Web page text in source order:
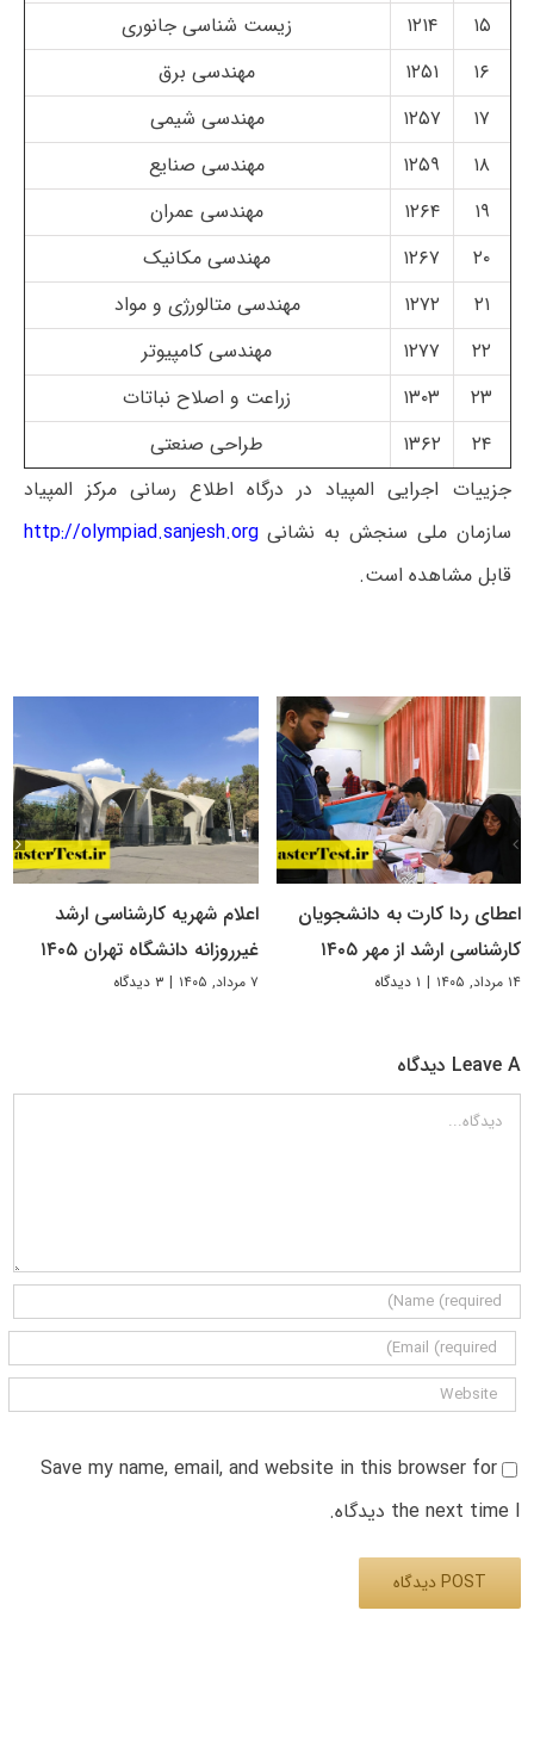
۱۵
۱۲۱۴
زیست شناسی جانوری
۱۶
۱۲۵۱
مهندسی برق
۱۷
۱۲۵۷
مهندسی شیمی
۱۸
۱۲۵۹
مهندسی صنایع
۱۹
۱۲۶۴
مهندسی عمران
۲۰
۱۲۶۷
مهندسی مکانیک
۲۱
۱۲۷۲
مهندسی متالورژی و مواد
۲۲
۱۲۷۷
مهندسی کامپیوتر
۲۳
۱۳۰۳
زراعت و اصلاح نباتات
۲۴
۱۳۶۲
طراحی صنعتی
جزییات اجرایی المپیاد در درگاه اطلاع رسانی مرکز المپیاد
سازمان ملی سنجش به نشانیhttp://olympiad.sanjesh.org
قابل مشاهده است.
اعطای ردا کارت به دانشجویان
کارشناسی ارشد از مهر ۱۴۰۵
۱۴ مرداد, ۱۴۰۵ | ۱ دیدگاه
اعلام شهریه کارشناسی ارشد
غیرروزانه دانشگاه تهران ۱۴۰۵
۷ مرداد, ۱۴۰۵ | ۳ دیدگاه
Leave A دیدگاه
دیدگاه
Save my name, email, and website in this browser for
the next time I دیدگاه.